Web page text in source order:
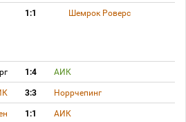
1:1 Шемрок Роверс
1:4 АИК
3:3 Норрчепинг
1:1 АИК